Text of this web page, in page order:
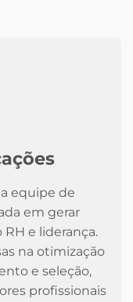
equipe de
em gerar
e liderança.
na otimização
e seleção,
profissionais